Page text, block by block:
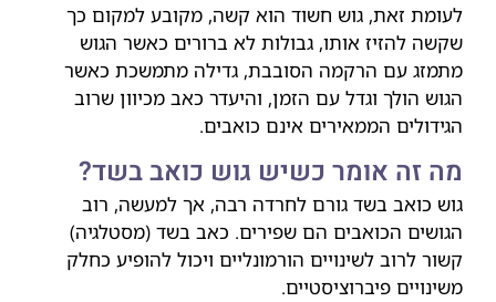
לעומת זאת, גוש חשוד הוא קשה, מקובע למקום כך
שקשה להזיז אותו, גבולות לא ברורים כאשר הגוש
מתמזג עם הרקמה הסובבת, גדילה מתמשכת כאשר
הגוש הולך וגדל עם הזמן, והיעדר כאב מכיוון שרוב
הגידולים הממאירים אינם כואבים.
מה זה אומר כשיש גוש כואב בשד?
גוש כואב בשד גורם לחרדה רבה, אך למעשה, רוב
הגושים הכואבים הם שפירים. כאב בשד (מסטלגיה)
קשור לרוב לשינויים הורמונליים ויכול להופיע כחלק
משינויים פיברוציסטיים.